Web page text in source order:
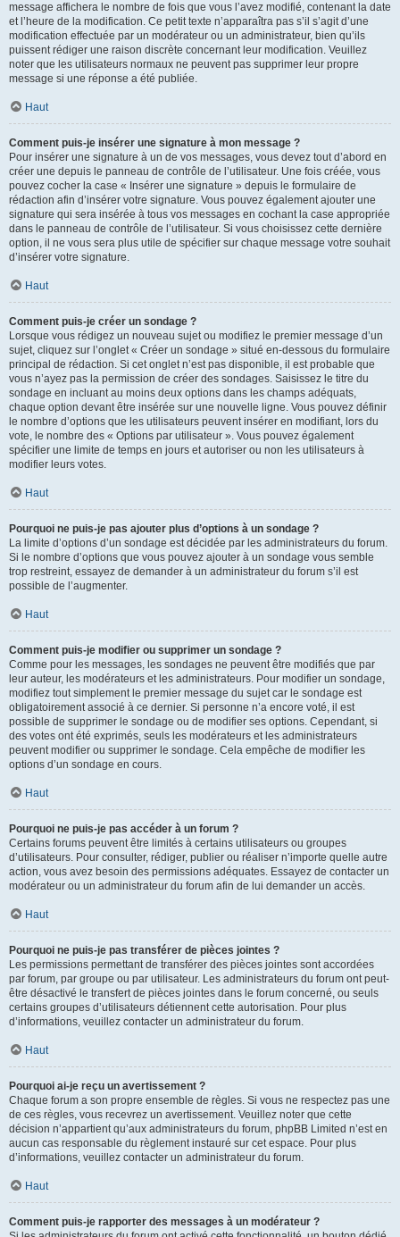
message affichera le nombre de fois que vous l’avez modifié, contenant la date
et l’heure de la modification. Ce petit texte n’apparaîtra pas s’il s’agit d’une
modification effectuée par un modérateur ou un administrateur, bien qu’ils
puissent rédiger une raison discrète concernant leur modification. Veuillez
noter que les utilisateurs normaux ne peuvent pas supprimer leur propre
message si une réponse a été publiée.
Haut
Comment puis-je insérer une signature à mon message ?
Pour insérer une signature à un de vos messages, vous devez tout d’abord en
créer une depuis le panneau de contrôle de l’utilisateur. Une fois créée, vous
pouvez cocher la case « Insérer une signature » depuis le formulaire de
rédaction afin d’insérer votre signature. Vous pouvez également ajouter une
signature qui sera insérée à tous vos messages en cochant la case appropriée
dans le panneau de contrôle de l’utilisateur. Si vous choisissez cette dernière
option, il ne vous sera plus utile de spécifier sur chaque message votre souhait
d’insérer votre signature.
Haut
Comment puis-je créer un sondage ?
Lorsque vous rédigez un nouveau sujet ou modifiez le premier message d’un
sujet, cliquez sur l’onglet « Créer un sondage » situé en-dessous du formulaire
principal de rédaction. Si cet onglet n’est pas disponible, il est probable que
vous n’ayez pas la permission de créer des sondages. Saisissez le titre du
sondage en incluant au moins deux options dans les champs adéquats,
chaque option devant être insérée sur une nouvelle ligne. Vous pouvez définir
le nombre d’options que les utilisateurs peuvent insérer en modifiant, lors du
vote, le nombre des « Options par utilisateur ». Vous pouvez également
spécifier une limite de temps en jours et autoriser ou non les utilisateurs à
modifier leurs votes.
Haut
Pourquoi ne puis-je pas ajouter plus d’options à un sondage ?
La limite d’options d’un sondage est décidée par les administrateurs du forum.
Si le nombre d’options que vous pouvez ajouter à un sondage vous semble
trop restreint, essayez de demander à un administrateur du forum s’il est
possible de l’augmenter.
Haut
Comment puis-je modifier ou supprimer un sondage ?
Comme pour les messages, les sondages ne peuvent être modifiés que par
leur auteur, les modérateurs et les administrateurs. Pour modifier un sondage,
modifiez tout simplement le premier message du sujet car le sondage est
obligatoirement associé à ce dernier. Si personne n’a encore voté, il est
possible de supprimer le sondage ou de modifier ses options. Cependant, si
des votes ont été exprimés, seuls les modérateurs et les administrateurs
peuvent modifier ou supprimer le sondage. Cela empêche de modifier les
options d’un sondage en cours.
Haut
Pourquoi ne puis-je pas accéder à un forum ?
Certains forums peuvent être limités à certains utilisateurs ou groupes
d’utilisateurs. Pour consulter, rédiger, publier ou réaliser n’importe quelle autre
action, vous avez besoin des permissions adéquates. Essayez de contacter un
modérateur ou un administrateur du forum afin de lui demander un accès.
Haut
Pourquoi ne puis-je pas transférer de pièces jointes ?
Les permissions permettant de transférer des pièces jointes sont accordées
par forum, par groupe ou par utilisateur. Les administrateurs du forum ont peut-
être désactivé le transfert de pièces jointes dans le forum concerné, ou seuls
certains groupes d’utilisateurs détiennent cette autorisation. Pour plus
d’informations, veuillez contacter un administrateur du forum.
Haut
Pourquoi ai-je reçu un avertissement ?
Chaque forum a son propre ensemble de règles. Si vous ne respectez pas une
de ces règles, vous recevrez un avertissement. Veuillez noter que cette
décision n’appartient qu’aux administrateurs du forum, phpBB Limited n’est en
aucun cas responsable du règlement instauré sur cet espace. Pour plus
d’informations, veuillez contacter un administrateur du forum.
Haut
Comment puis-je rapporter des messages à un modérateur ?